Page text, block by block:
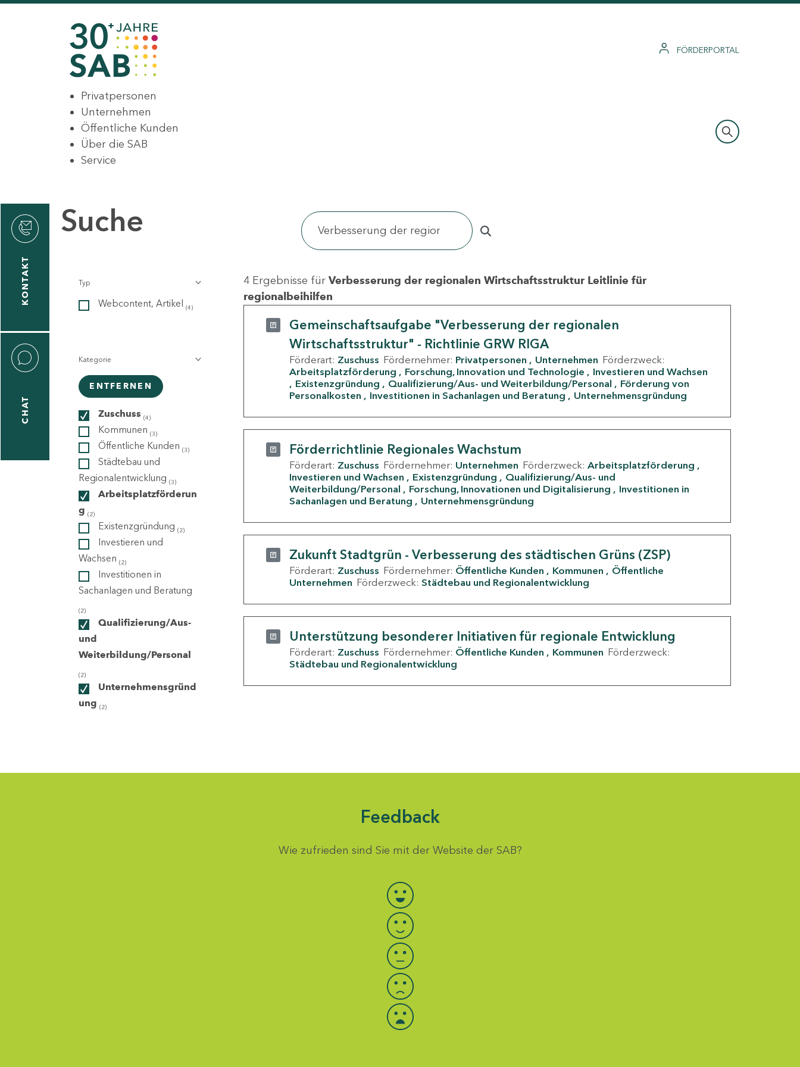
FÖRDERPORTAL
Privatpersonen
Unternehmen
Öffentliche Kunden
Über die SAB
Service
KONTAKT
CHAT
Suche
Typ
Webcontent, Artikel (4)
Kategorie
ENTFERNEN
Zuschuss (4)
Kommunen (3)
Öffentliche Kunden (3)
Städtebau und
Regionalentwicklung (3)
Arbeitsplatzförderun
g (2)
Existenzgründung (2)
Investieren und
Wachsen (2)
Investitionen in
Sachanlagen und Beratung
(2)
Qualifizierung/Aus-
und
Weiterbildung/Personal
(2)
Unternehmensgründ
ung (2)
4 Ergebnisse für Verbesserung der regionalen Wirtschaftsstruktur Leitlinie für
regionalbeihilfen
Gemeinschaftsaufgabe "Verbesserung der regionalen
Wirtschaftsstruktur" - Richtlinie GRW RIGA
Förderart: Zuschuss Fördernehmer: Privatpersonen Unternehmen Förderzweck:
Arbeitsplatzförderung
Forschung, Innovation und Technologie
Investieren und Wachsen
Existenzgründung
Qualifizierung/Aus- und Weiterbildung/Personal
Förderung von
Personalkosten
Investitionen in Sachanlagen und Beratung Unternehmensgründung
Förderrichtlinie Regionales Wachstum
Förderart: Zuschuss Fördernehmer: Unternehmen Förderzweck: Arbeitsplatzförderung
Investieren und Wachsen
Existenzgründung
Qualifizierung/Aus- und
Weiterbildung/Personal
Forschung, Innovationen und Digitalisierung
Investitionen in
Sachanlagen und Beratung
Unternehmensgründung
Zukunft Stadtgrün - Verbesserung des städtischen Grüns (ZSP)
Förderart: Zuschuss Fördernehmer: Öffentliche Kunden Kommunen
Öffentliche
Unternehmen Förderzweck: Städtebau und Regionalentwicklung
Unterstützung besonderer Initiativen für regionale Entwicklung
Förderart: Zuschuss Fördernehmer: Öffentliche Kunden Kommunen Förderzweck:
Städtebau und Regionalentwicklung
Feedback
Wie zufrieden sind Sie mit der Website der SAB?
Bewertung auswählen